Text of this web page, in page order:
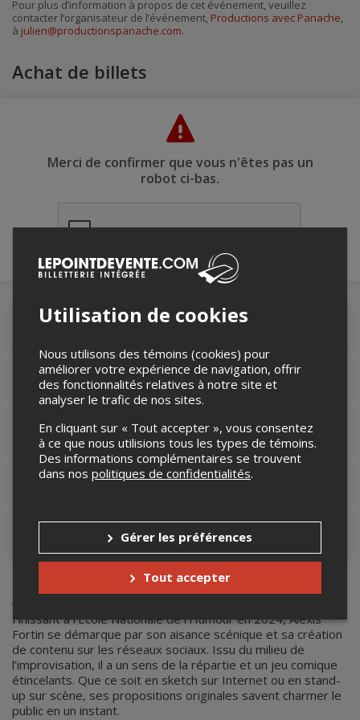
Pour plus d’information à propos de cet événement, veuillez
contacter l’organisateur de l’événement, Productions avec Panache,
à julien@productionspanache.com.
Achat de billets
Merci de confirmer que vous n'êtes pas un
robot ci-bas.
Accès au site de l'événement
Informations relatives au stationnement
Lieu de l'événement
Contacter l'organisateur
Alexis Fortin
Finissant à l’École Nationale de l’Humour en 2024, Alexis
Fortin se démarque par son aisance scénique et sa création
de contenu sur les réseaux sociaux. Issu du milieu de
l’improvisation, il a un sens de la répartie et un jeu comique
étincelants. Que ce soit en sketch sur Internet ou en stand-
up sur scène, ses propositions originales savent charmer le
public en un instant.
Utilisation de cookies
Nous utilisons des témoins (cookies) pour
améliorer votre expérience de navigation, offrir
des fonctionnalités relatives à notre site et
analyser le trafic de nos sites.
En cliquant sur « Tout accepter », vous consentez
à ce que nous utilisions tous les types de témoins.
Des informations complémentaires se trouvent
dans nos politiques de confidentialités.
Gérer les préférences
Tout accepter